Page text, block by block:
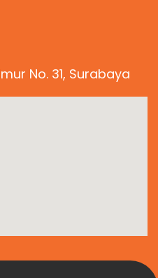
No. 31, Surabaya